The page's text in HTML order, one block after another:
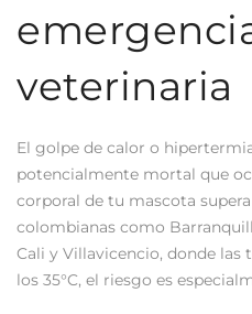
veterinaria
El golpe de calor o
potencialmente mortal que
corporal de tu mascota
colombianas como
Cali y Villavicencio, donde las
los 35°C, el riesgo es